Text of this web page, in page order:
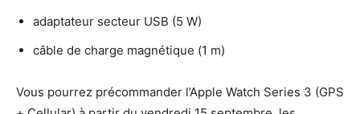
adaptateur secteur USB (5 W)
câble de charge magnétique (1 m)
Vous pourrez précommander l’Apple Watch Series 3 (GPS